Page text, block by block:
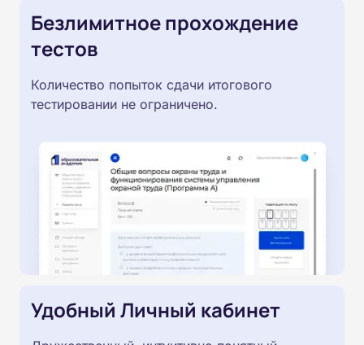
Безлимитное прохождение
тестов
Количество попыток сдачи итогового
тестировании не ограничено.
Удобный Личный кабинет